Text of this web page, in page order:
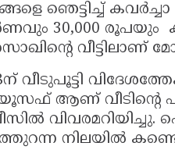
ഞെട്ടിച്ച്
30,000 രൂപയും
വീട്ടിലാണ്
വീടുപൂട്ടി
ആണ് വീടിൻ്റെ
വിവരമറിയിച്ചു.
നിലയിൽ